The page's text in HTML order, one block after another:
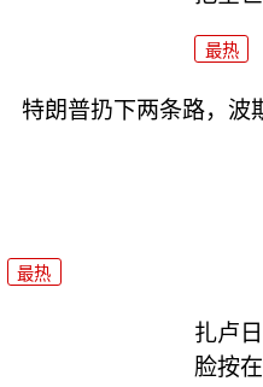
最热
特朗普扔下两条路，波
最热
扎卢
脸按